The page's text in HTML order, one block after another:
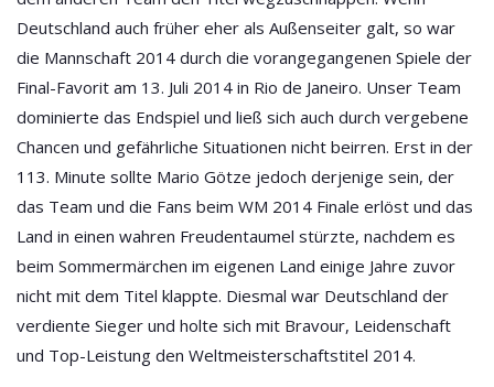
Deutschland auch früher eher als Außenseiter galt, so war
die Mannschaft 2014 durch die vorangegangenen Spiele der
Final-Favorit am 13. Juli 2014 in Rio de Janeiro. Unser Team
dominierte das Endspiel und ließ sich auch durch vergebene
Chancen und gefährliche Situationen nicht beirren. Erst in der
113. Minute sollte Mario Götze jedoch derjenige sein, der
das Team und die Fans beim WM 2014 Finale erlöst und das
Land in einen wahren Freudentaumel stürzte, nachdem es
beim Sommermärchen im eigenen Land einige Jahre zuvor
nicht mit dem Titel klappte. Diesmal war Deutschland der
verdiente Sieger und holte sich mit Bravour, Leidenschaft
und Top-Leistung den Weltmeisterschaftstitel 2014.